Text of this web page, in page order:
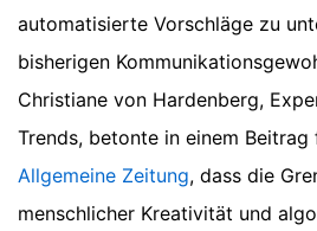
automatisierte Vorschläge zu
bisherigen
Christiane von Hardenberg,
Trends, betonte in einem Beitrag
Allgemeine Zeitung, dass die
menschlicher Kreativität und